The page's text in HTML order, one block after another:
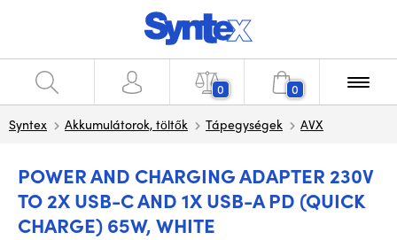
0 0
Syntex Akkumulátorok, töltők Tápegységek AVX
POWER AND CHARGING ADAPTER 230V
TO 2X USB-C AND 1X USB-A PD (QUICK
CHARGE) 65W, WHITE